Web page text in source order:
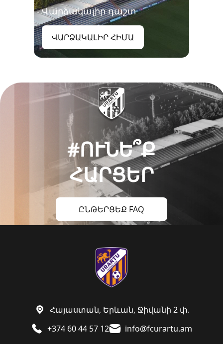
Վարձակալիր դաշտ
ՎԱՐՁԱԿԱԼԻՐ ՀԻՄԱ
#ՈՒՆԵ՞Ք
ՀԱՐՑԵՐ
ԸՆԹԵՐՑԵՔ FAQ
+374 60 44 57 12 info@fcurartu.am
Հայաստան, Երևան, Ջիվանի 2 փ.